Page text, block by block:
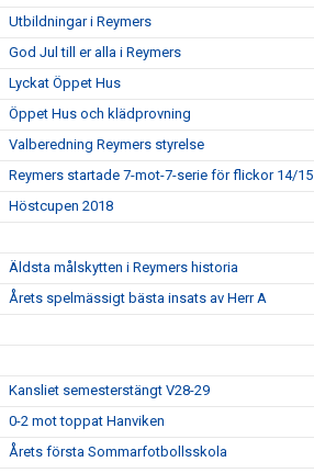
Utbildningar i Reymers
God Jul till er alla i Reymers
Lyckat Öppet Hus
Öppet Hus och klädprovning
Valberedning Reymers styrelse
Reymers startade 7-mot-7-serie för flickor 14/15
Höstcupen 2018
Äldsta målskytten i Reymers historia
Årets spelmässigt bästa insats av Herr A
Kansliet semesterstängt V28-29
0-2 mot toppat Hanviken
Årets första Sommarfotbollsskola